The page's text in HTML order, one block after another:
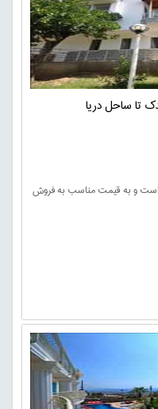
است و به قیمت مناسب به فروش